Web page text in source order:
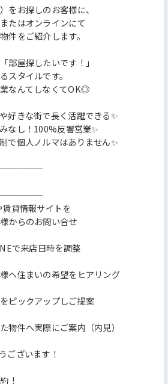
⁎⁺˳✧༚˚
をお探しのお客様に、
たはオンラインにて
件をご紹介します。
部屋探したいです！」
スタイルです。
なんてしなくてOK◎
好きな街で長く活躍できる✨
なし！100%反響営業✨
で個人ノルマはありません✨
貸情報サイトを
からのお問い合せ
で来店日時を調整
へ住まいの希望をヒアリング
ピックアップしご提案
物件へ実際にご案内（内見）
ございます！
！